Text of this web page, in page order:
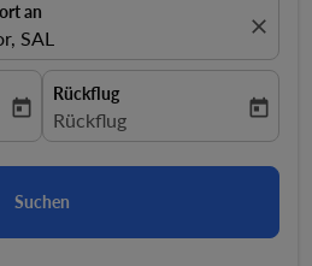
an
SAL close
aria-label
today
Rückflug
fc-booking-return-date-aria-
Rückflug today
Suchen